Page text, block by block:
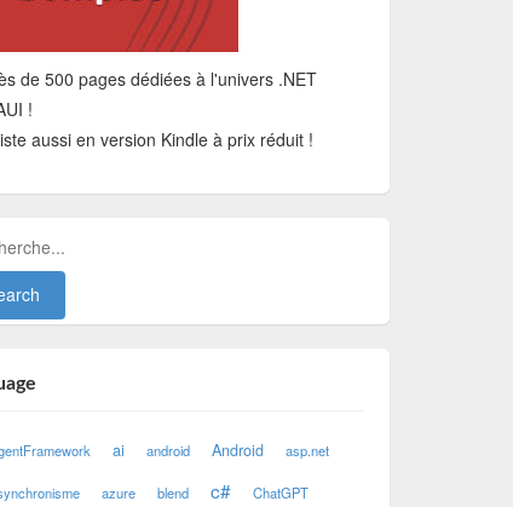
de 500 pages dédiées à l'univers .NET
!
aussi en version Kindle à prix réduit !
ai android Android asp.net
azure blend c# ChatGPT